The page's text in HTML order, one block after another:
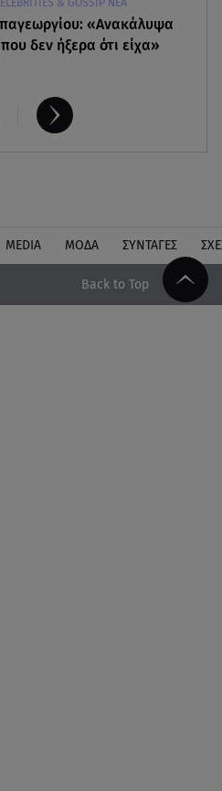
& GOSSIP ΝΕΑ
«Ανακάλυψα
δεν ήξερα ότι είχα»
MEDIA ΜΟΔΑ ΣΥΝΤΑΓΕΣ
Back to Top